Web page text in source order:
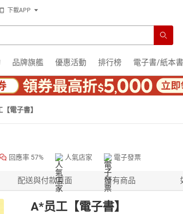
下載APP
品牌旗艦 優惠活動 排行榜 電子書/紙本書
電子書】
回應率 57% 人氣店家 電子發票
配送與付款頁面 所有商品
A*员工【電子書】